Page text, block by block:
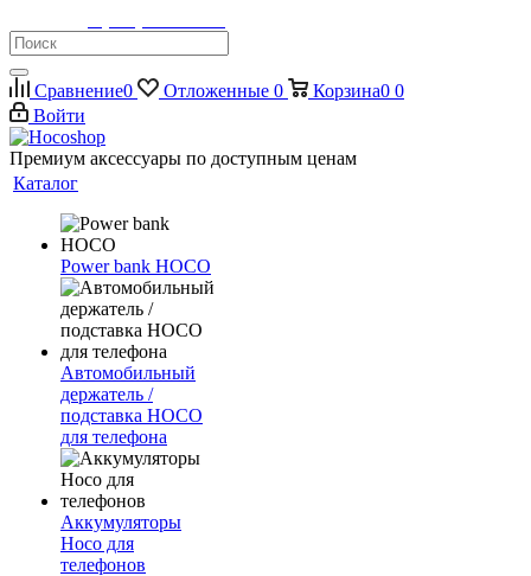
Сравнение0 Отложенные 0 Корзина0 0
Войти
Премиум аксессуары по доступным ценам
Каталог
Power bank HOCO
Автомобильный
держатель /
подставка HOCO
для телефона
Аккумуляторы
Hoco для
телефонов